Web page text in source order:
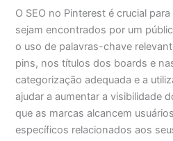
O SEO no Pinterest é crucial
sejam encontrados por um
o uso de palavras-chave
pins, nos títulos dos boards e
categorização adequada e a
ajudar a aumentar a visibilidade
que as marcas alcancem
específicos relacionados aos